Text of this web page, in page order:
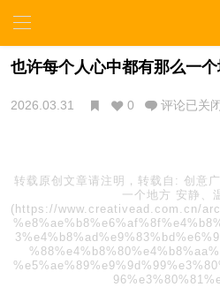
也许每个人心中都有那么一
2026.03.31 0 评论已关
转载原创文章请注明，转载自: 创意
一个地方 安静、
(https://www.creativead.com.cn/